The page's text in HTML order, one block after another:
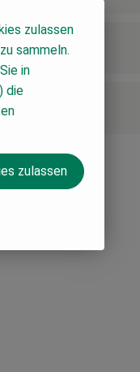
zulassen
sammeln.
in
die
zulassen